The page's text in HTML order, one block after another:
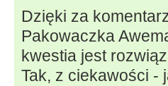
Dzięki za
Pakowaczka
kwestia jest
Tak, z ciekawości -